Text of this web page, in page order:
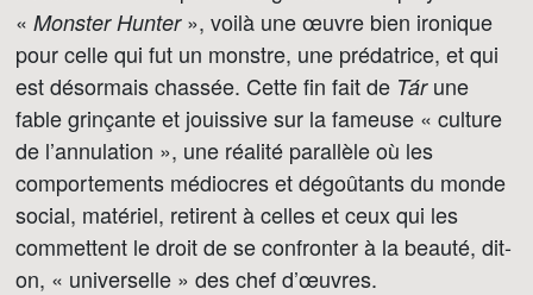
« Monster Hunter», voilà une œuvre bien ironique
pour celle qui fut un monstre, une prédatrice, et qui
est désormais chassée. Cette fin fait de Tárune
fable grinçante et jouissive sur la fameuse « culture
de l’annulation », une réalité parallèle où les
comportements médiocres et dégoûtants du monde
social, matériel, retirent à celles et ceux qui les
commettent le droit de se confronter à la beauté, dit-
on, « universelle » des chef d’œuvres.